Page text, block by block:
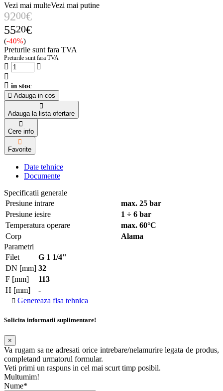
Vezi mai multeVezi mai putine
9200€
5520€
(-40%)
Preturile sunt fara TVA
Preturile sunt fara TVA
in stoc
Adauga in cos
Adauga la lista ofertare
Cere info
Favorite
Date tehnice
Documente
Specificatii generale
Presiune intrare
max. 25 bar
Presiune iesire
1 ÷ 6 bar
Temperatura operare
max. 60°C
Corp
Alama
Parametri
Filet
G 1 1/4"
DN [mm] 32
F [mm]
113
H [mm]
-
Genereaza fisa tehnica
Solicita informatii suplimentare!
×
Va rugam sa ne adresati orice intrebare/nelamurire legata de produs,
completand urmatorul formular.
Veti primi un raspuns in cel mai scurt timp posibil.
Multumim!
Nume*